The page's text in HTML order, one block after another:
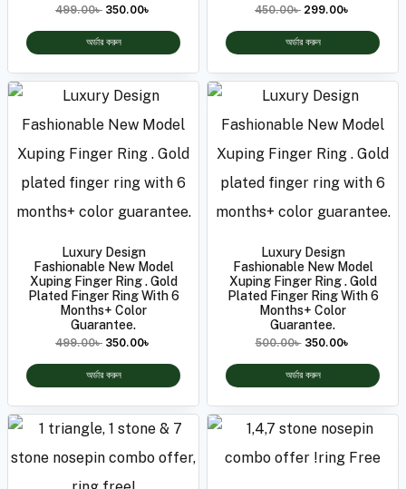
499.00৳ 350.00৳
অর্ডার করুন
450.00৳ 299.00৳
অর্ডার করুন
Luxury Design
Fashionable New Model
Xuping Finger Ring . Gold
Plated Finger Ring With 6
Months+ Color
Guarantee.
499.00৳ 350.00৳
অর্ডার করুন
Luxury Design
Fashionable New Model
Xuping Finger Ring . Gold
Plated Finger Ring With 6
Months+ Color
Guarantee.
500.00৳ 350.00৳
অর্ডার করুন